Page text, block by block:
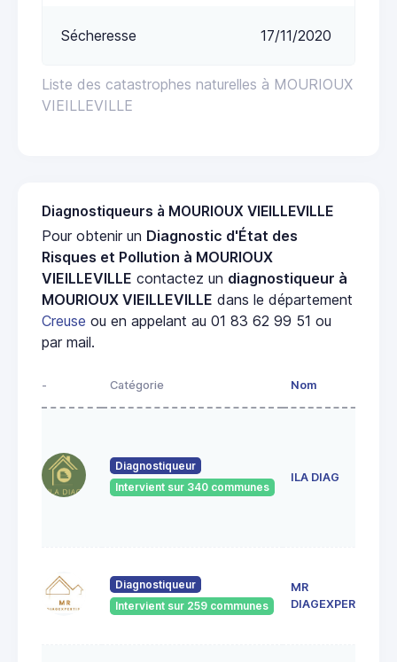
Liste des catastrophes naturelles à MOURIOUX
VIEILLEVILLE
Sécheresse 17/11/2020
Diagnostiqueurs à MOURIOUX VIEILLEVILLE
Pour obtenir un Diagnostic d'État des
Risques et Pollution à MOURIOUX
VIEILLEVILLE contactez un diagnostiqueur à
MOURIOUX VIEILLEVILLE dans le département
Creuse ou en appelant au 01 83 62 99 51 ou
par mail.
- Catégorie Nom
Diagnostiqueur
Intervient sur 340 communes
ILA DIAG
Diagnostiqueur
Intervient sur 259 communes
MR
DIAGEXPERTISE